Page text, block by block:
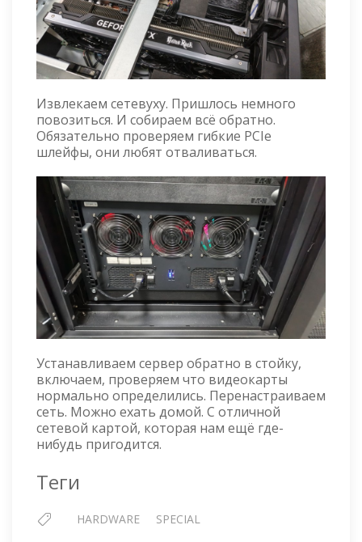
Извлекаем сетевуху. Пришлось немного
повозиться. И собираем всё обратно.
Обязательно проверяем гибкие PCIe
шлейфы, они любят отваливаться.
Устанавливаем сервер обратно в стойку,
включаем, проверяем что видеокарты
нормально определились. Перенастраиваем
сеть. Можно ехать домой. С отличной
сетевой картой, которая нам ещё где-
нибудь пригодится.
Теги
HARDWARE SPECIAL